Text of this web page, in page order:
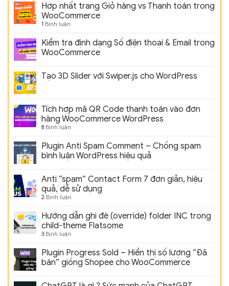
Hợp nhất trang Giỏ hàng vs Thanh toán trong
WooCommerce
1 Bình luận
Kiểm tra định dạng Số điện thoại & Email trong
WooCommerce
Tạo 3D Slider với Swiper.js cho WordPress
Tích hợp mã QR Code thanh toán vào đơn
hàng WooCommerce WordPress
8Bình luận
Plugin Anti Spam Comment – Chống spam
bình luận WordPress hiệu quả
Anti “spam” Contact Form 7 đơn giản, hiệu
quả, dễ sử dụng
2 Bình luận
Hướng dẫn ghi đè (override) folder INC trong
child-theme Flatsome
3Bình luận
Plugin Progress Sold – Hiển thị số lượng “Đã
bán” giống Shopee cho WooCommerce